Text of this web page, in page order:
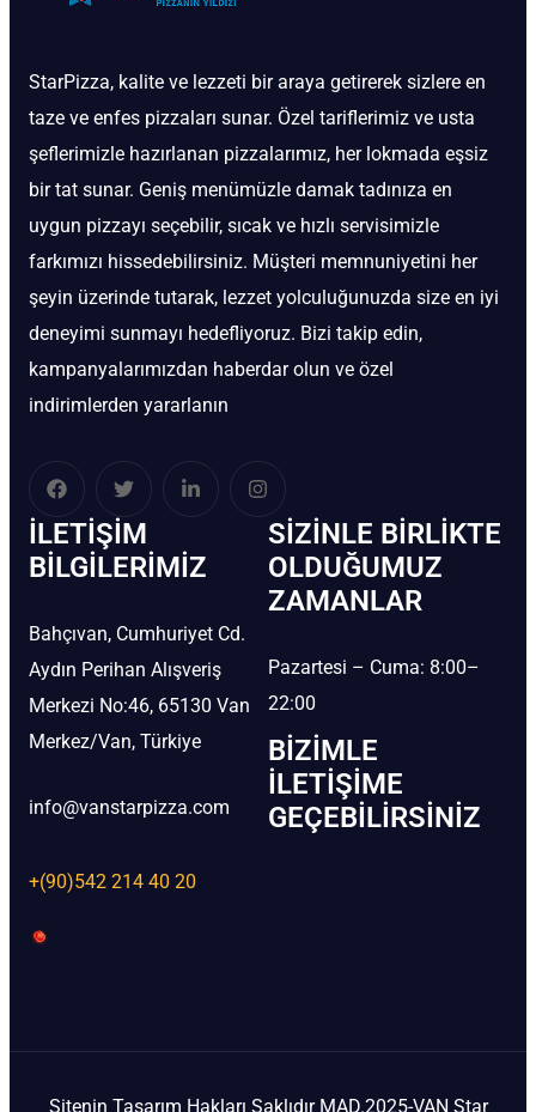
StarPizza, kalite ve lezzeti bir araya getirerek sizlere en
taze ve enfes pizzaları sunar. Özel tariflerimiz ve usta
şeflerimizle hazırlanan pizzalarımız, her lokmada eşsiz
bir tat sunar. Geniş menümüzle damak tadınıza en
uygun pizzayı seçebilir, sıcak ve hızlı servisimizle
farkımızı hissedebilirsiniz. Müşteri memnuniyetini her
şeyin üzerinde tutarak, lezzet yolculuğunuzda size en iyi
deneyimi sunmayı hedefliyoruz. Bizi takip edin,
kampanyalarımızdan haberdar olun ve özel
indirimlerden yararlanın
İLETIŞIM
BİLGILERIMIZ
Bahçıvan, Cumhuriyet Cd.
Aydın Perihan Alışveriş
Merkezi No:46, 65130 Van
Merkez/Van, Türkiye
info@vanstarpizza.com
+(90)542 214 40 20
SIZINLE BIRLIKTE
OLDUĞUMUZ
ZAMANLAR
Pazartesi – Cuma: 8:00–
22:00
BIZIMLE
İLETIŞIME
GEÇEBILIRSINIZ
Sitenin Tasarım Hakları Saklıdır MAD.2025-VAN Star